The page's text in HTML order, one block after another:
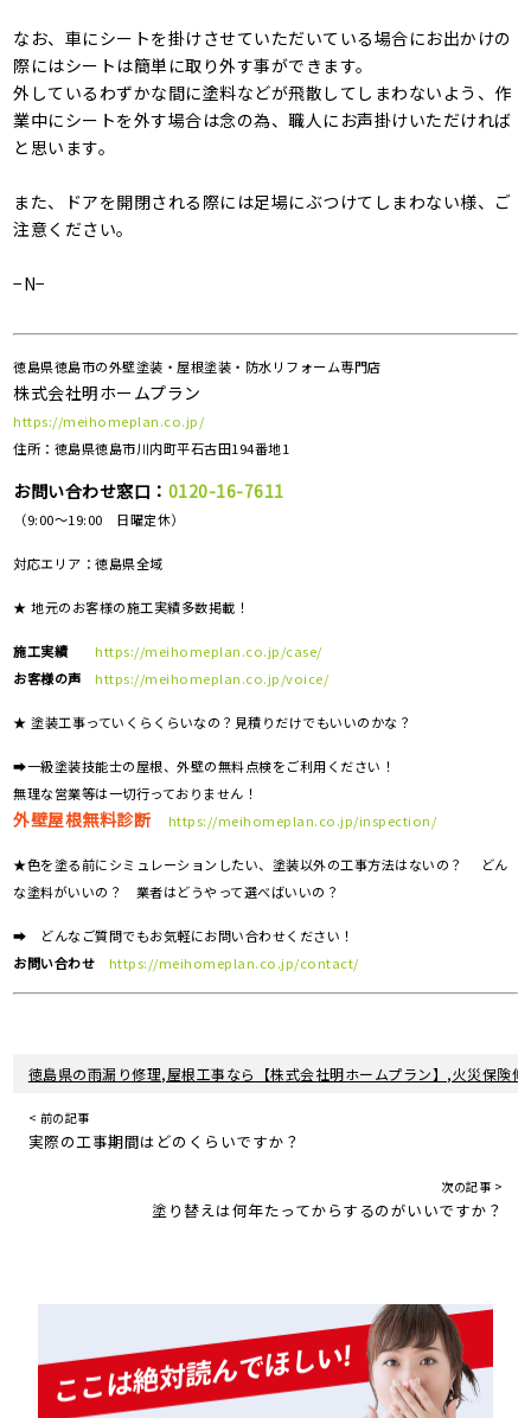
なお、車にシートを掛けさせていただいている場合にお出かけの
際にはシートは簡単に取り外す事ができます。
外しているわずかな間に塗料などが飛散してしまわないよう、作
業中にシートを外す場合は念の為、職人にお声掛けいただければ
と思います。
また、ドアを開閉される際には足場にぶつけてしまわない様、ご
注意ください。
−N−
徳島県徳島市の外壁塗装・屋根塗装・防水リフォーム専門店
株式会社明ホームプラン
https://meihomeplan.co.jp/
住所：徳島県徳島市川内町平石古田194番地1
お問い合わせ窓口： 0120-16-7611
（9:00～19:00 日曜定休）
対応エリア：徳島県全域
★ 地元のお客様の施工実績多数掲載！
施工実績
https://meihomeplan.co.jp/case/
お客様の声
https://meihomeplan.co.jp/voice/
★ 塗装工事っていくらくらいなの？見積りだけでもいいのかな？
➡一級塗装技能士の屋根、外壁の無料点検をご利用ください！
無理な営業等は一切行っておりません！
外壁屋根無料診断 https://meihomeplan.co.jp/inspection/
★色を塗る前にシミュレーションしたい、塗装以外の工事方法はないの？ どん
な塗料がいいの？ 業者はどうやって選べばいいの？
➡ どんなご質問でもお気軽にお問い合わせください！
お問い合わせ
https://meihomeplan.co.jp/contact/
徳島県の雨漏り修理,屋根工事なら【株式会社明ホームプラン】,火災保険修
< 前の記事
実際の工事期間はどのくらいですか？
次の記事 >
塗り替えは何年たってからするのがいいですか？